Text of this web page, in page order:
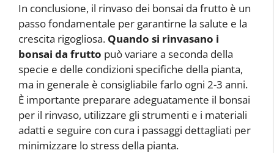
In conclusione, il rinvaso dei bonsai da frutto è un
passo fondamentale per garantirne la salute e la
crescita rigogliosa. Quando si rinvasano i
bonsai da frutto può variare a seconda della
specie e delle condizioni specifiche della pianta,
ma in generale è consigliabile farlo ogni 2-3 anni.
È importante preparare adeguatamente il bonsai
per il rinvaso, utilizzare gli strumenti e i materiali
adatti e seguire con cura i passaggi dettagliati per
minimizzare lo stress della pianta.